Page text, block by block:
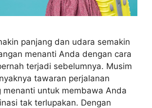
panjang dan udara semakin
menanti Anda dengan cara
terjadi sebelumnya. Musim
tawaran perjalanan
menanti untuk membawa Anda
tak terlupakan. Dengan